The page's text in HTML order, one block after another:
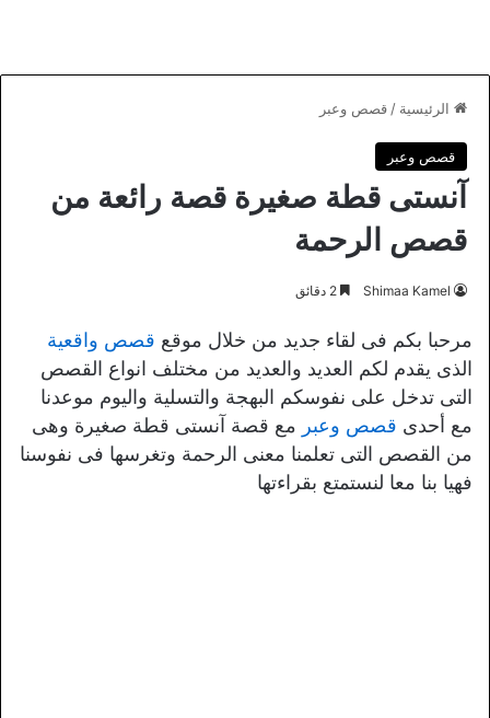
الرئيسية / قصص وعبر
قصص وعبر
آنستى قطة صغيرة قصة رائعة من
قصص الرحمة
Shimaa Kamel
مرحبا بكم فى لقاء جديد من خلال موقع قصص واقعية
الذى يقدم لكم العديد والعديد من مختلف انواع القصص
التى تدخل على نفوسكم البهجة والتسلية واليوم موعدنا
مع أحدى قصص وعبر مع قصة آنستى قطة صغيرة وهى
من القصص التى تعلمنا معنى الرحمة وتغرسها فى نفوسنا
فهيا بنا معا لنستمتع بقراءتها